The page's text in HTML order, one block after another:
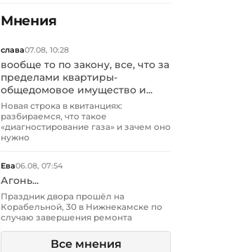
Мнения
слава07.08, 10:28
вообще то по закону, все, что за
пределами квартиры-
общедомовое имущество и...
Новая строка в квитанциях:
разбираемся, что такое
«диагностирование газа» и зачем оно
нужно
Ева06.08, 07:54
Агонь...
Праздник двора прошёл на
Корабельной, 30 в Нижнекамске по
случаю завершения ремонта
Все мнения